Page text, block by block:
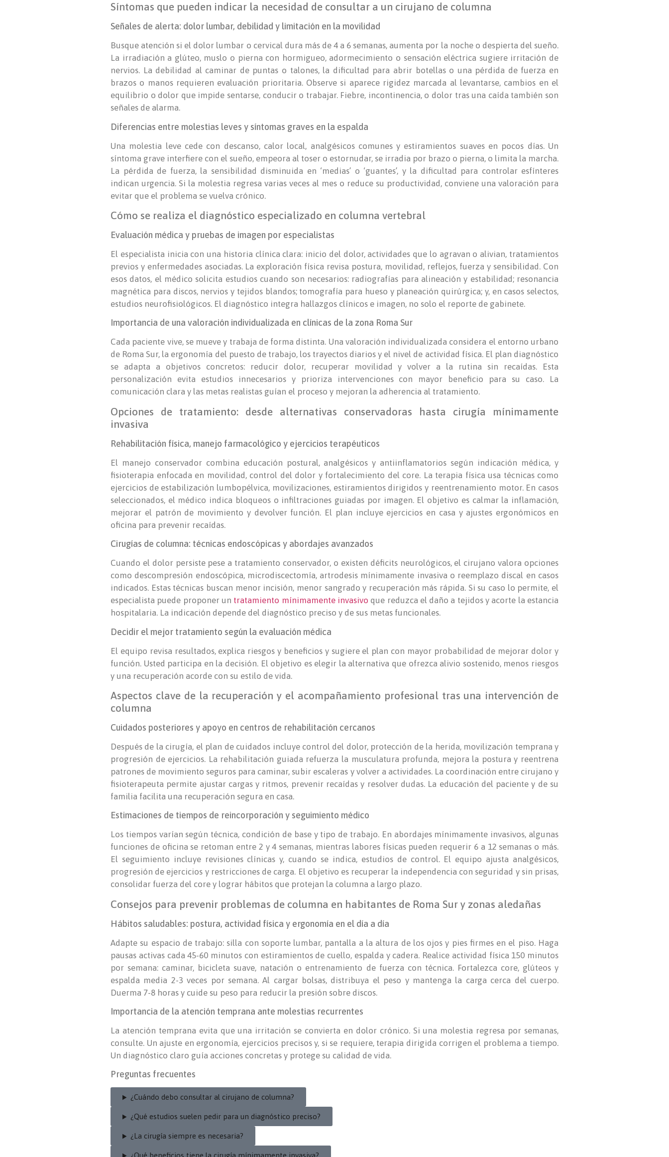
Síntomas que pueden indicar la necesidad de consultar a un cirujano de columna
Señales de alerta: dolor lumbar, debilidad y limitación en la movilidad
Busque atención si el dolor lumbar o cervical dura más de 4 a 6 semanas, aumenta por la noche o despierta del sueño.
La irradiación a glúteo, muslo o pierna con hormigueo, adormecimiento o sensación eléctrica sugiere irritación de
nervios. La debilidad al caminar de puntas o talones, la dificultad para abrir botellas o una pérdida de fuerza en
brazos o manos requieren evaluación prioritaria. Observe si aparece rigidez marcada al levantarse, cambios en el
equilibrio o dolor que impide sentarse, conducir o trabajar. Fiebre, incontinencia, o dolor tras una caída también son
señales de alarma.
Diferencias entre molestias leves y síntomas graves en la espalda
Una molestia leve cede con descanso, calor local, analgésicos comunes y estiramientos suaves en pocos días. Un
síntoma grave interfiere con el sueño, empeora al toser o estornudar, se irradia por brazo o pierna, o limita la marcha.
La pérdida de fuerza, la sensibilidad disminuida en ‘medias’ o ‘guantes’, y la dificultad para controlar esfínteres
indican urgencia. Si la molestia regresa varias veces al mes o reduce su productividad, conviene una valoración para
evitar que el problema se vuelva crónico.
Cómo se realiza el diagnóstico especializado en columna vertebral
Evaluación médica y pruebas de imagen por especialistas
El especialista inicia con una historia clínica clara: inicio del dolor, actividades que lo agravan o alivian, tratamientos
previos y enfermedades asociadas. La exploración física revisa postura, movilidad, reflejos, fuerza y sensibilidad. Con
esos datos, el médico solicita estudios cuando son necesarios: radiografías para alineación y estabilidad; resonancia
magnética para discos, nervios y tejidos blandos; tomografía para hueso y planeación quirúrgica; y, en casos selectos,
estudios neurofisiológicos. El diagnóstico integra hallazgos clínicos e imagen, no solo el reporte de gabinete.
Importancia de una valoración individualizada en clínicas de la zona Roma Sur
Cada paciente vive, se mueve y trabaja de forma distinta. Una valoración individualizada considera el entorno urbano
de Roma Sur, la ergonomía del puesto de trabajo, los trayectos diarios y el nivel de actividad física. El plan diagnóstico
se adapta a objetivos concretos: reducir dolor, recuperar movilidad y volver a la rutina sin recaídas. Esta
personalización evita estudios innecesarios y prioriza intervenciones con mayor beneficio para su caso. La
comunicación clara y las metas realistas guían el proceso y mejoran la adherencia al tratamiento.
Opciones de tratamiento: desde alternativas conservadoras hasta cirugía mínimamente
invasiva
Rehabilitación física, manejo farmacológico y ejercicios terapéuticos
El manejo conservador combina educación postural, analgésicos y antiinflamatorios según indicación médica, y
fisioterapia enfocada en movilidad, control del dolor y fortalecimiento del core. La terapia física usa técnicas como
ejercicios de estabilización lumbopélvica, movilizaciones, estiramientos dirigidos y reentrenamiento motor. En casos
seleccionados, el médico indica bloqueos o infiltraciones guiadas por imagen. El objetivo es calmar la inflamación,
mejorar el patrón de movimiento y devolver función. El plan incluye ejercicios en casa y ajustes ergonómicos en
oficina para prevenir recaídas.
Cirugías de columna: técnicas endoscópicas y abordajes avanzados
Cuando el dolor persiste pese a tratamiento conservador, o existen déficits neurológicos, el cirujano valora opciones
como descompresión endoscópica, microdiscectomía, artrodesis mínimamente invasiva o reemplazo discal en casos
indicados. Estas técnicas buscan menor incisión, menor sangrado y recuperación más rápida. Si su caso lo permite, el
especialista puede proponer un tratamiento mínimamente invasivo que reduzca el daño a tejidos y acorte la estancia
hospitalaria. La indicación depende del diagnóstico preciso y de sus metas funcionales.
Decidir el mejor tratamiento según la evaluación médica
El equipo revisa resultados, explica riesgos y beneficios y sugiere el plan con mayor probabilidad de mejorar dolor y
función. Usted participa en la decisión. El objetivo es elegir la alternativa que ofrezca alivio sostenido, menos riesgos
y una recuperación acorde con su estilo de vida.
Aspectos clave de la recuperación y el acompañamiento profesional tras una intervención de
columna
Cuidados posteriores y apoyo en centros de rehabilitación cercanos
Después de la cirugía, el plan de cuidados incluye control del dolor, protección de la herida, movilización temprana y
progresión de ejercicios. La rehabilitación guiada refuerza la musculatura profunda, mejora la postura y reentrena
patrones de movimiento seguros para caminar, subir escaleras y volver a actividades. La coordinación entre cirujano y
fisioterapeuta permite ajustar cargas y ritmos, prevenir recaídas y resolver dudas. La educación del paciente y de su
familia facilita una recuperación segura en casa.
Estimaciones de tiempos de reincorporación y seguimiento médico
Los tiempos varían según técnica, condición de base y tipo de trabajo. En abordajes mínimamente invasivos, algunas
funciones de oficina se retoman entre 2 y 4 semanas, mientras labores físicas pueden requerir 6 a 12 semanas o más.
El seguimiento incluye revisiones clínicas y, cuando se indica, estudios de control. El equipo ajusta analgésicos,
progresión de ejercicios y restricciones de carga. El objetivo es recuperar la independencia con seguridad y sin prisas,
consolidar fuerza del core y lograr hábitos que protejan la columna a largo plazo.
Consejos para prevenir problemas de columna en habitantes de Roma Sur y zonas aledañas
Hábitos saludables: postura, actividad física y ergonomía en el día a día
Adapte su espacio de trabajo: silla con soporte lumbar, pantalla a la altura de los ojos y pies firmes en el piso. Haga
pausas activas cada 45-60 minutos con estiramientos de cuello, espalda y cadera. Realice actividad física 150 minutos
por semana: caminar, bicicleta suave, natación o entrenamiento de fuerza con técnica. Fortalezca core, glúteos y
espalda media 2-3 veces por semana. Al cargar bolsas, distribuya el peso y mantenga la carga cerca del cuerpo.
Duerma 7-8 horas y cuide su peso para reducir la presión sobre discos.
Importancia de la atención temprana ante molestias recurrentes
La atención temprana evita que una irritación se convierta en dolor crónico. Si una molestia regresa por semanas,
consulte. Un ajuste en ergonomía, ejercicios precisos y, si se requiere, terapia dirigida corrigen el problema a tiempo.
Un diagnóstico claro guía acciones concretas y protege su calidad de vida.
Preguntas frecuentes
¿Cuándo debo consultar al cirujano de columna?
¿Qué estudios suelen pedir para un diagnóstico preciso?
¿La cirugía siempre es necesaria?